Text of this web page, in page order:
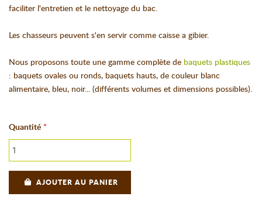
faciliter l'entretien et le nettoyage du bac.
Les chasseurs peuvent s'en servir comme caisse a gibier.
Nous proposons toute une gamme complète de baquets plastiques
: baquets ovales ou ronds, baquets hauts, de couleur blanc
alimentaire, bleu, noir... (différents volumes et dimensions possibles).
Quantité
AJOUTER AU PANIER